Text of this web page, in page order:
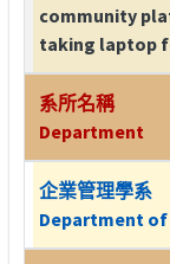
community
taking laptop
系所名稱
Department
企業管理學系
Department of